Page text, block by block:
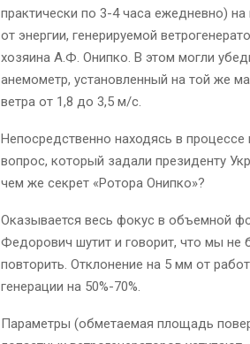
практически по 3-4 часа ежедневно)
от энергии, генерируемой
хозяина А.Ф. Онипко. В этом могли
анемометр, установленный на той же
ветра от 1,8 до 3,5 м/с.
Непосредственно находясь в
вопрос, который задали президенту
чем же секрет «Ротора Онипко»?
Оказывается весь фокус в объемной
Федорович шутит и говорит, что мы не
повторить. Отклонение на 5 мм от
генерации на 50%-70%.
Параметры (обметаемая площадь